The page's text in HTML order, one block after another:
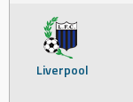
Liverpool